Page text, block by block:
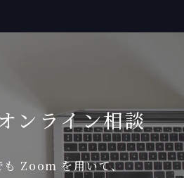
ンライン相談
も Zoom を用いて、